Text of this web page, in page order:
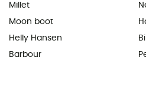
Millet
Moon boot
Helly Hansen
Barbour